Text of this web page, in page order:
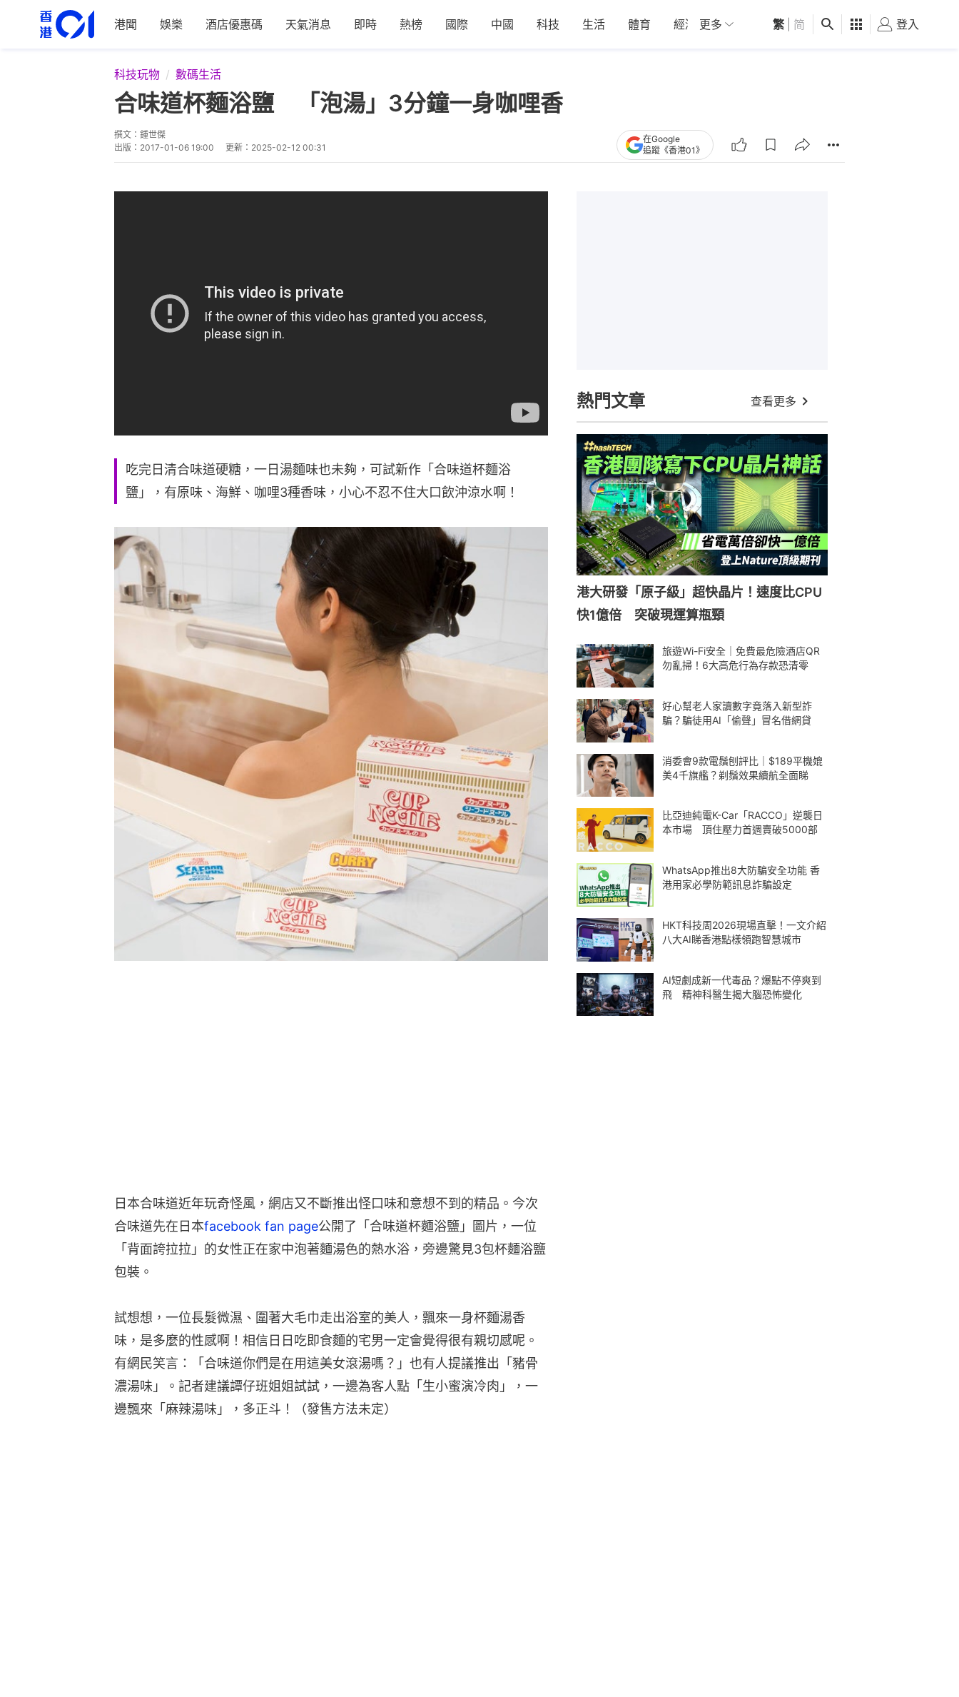
港聞 娛樂 酒店優惠碼 天氣消息 即時 熱榜 國際 中國 科技 生活 體育 經濟 01深圳 觀點 健康 好食玩飛
更多 繁 简 登入
科技玩物 數碼生活
合味道杯麵浴鹽 「泡湯」3分鐘一身咖哩香
撰文： 鍾世傑
出版： 2017-01-06 19:00 更新： 2025-02-12 00:31
在Google
追蹤《香港01》
吃完日清合味道硬糖，一日湯麵味也未夠，可試新作「合味道杯麵浴
鹽」，有原味、海鮮、咖哩3種香味，小心不忍不住大口飲沖涼水啊！
日本合味道近年玩奇怪風，網店又不斷推出怪口味和意想不到的精品。今次
合味道先在日本facebook fan page公開了「合味道杯麵浴鹽」圖片，一位
「背面誇拉拉」的女性正在家中泡著麵湯色的熱水浴，旁邊驚見3包杯麵浴鹽
包裝。
試想想，一位長髮微濕、圍著大毛巾走出浴室的美人，飄來一身杯麵湯香
味，是多麼的性感啊！相信日日吃即食麵的宅男一定會覺得很有親切感呢。
有網民笑言：「合味道你們是在用這美女滾湯嗎？」也有人提議推出「豬骨
濃湯味」。記者建議譚仔班姐姐試試，一邊為客人點「生小蜜演冷肉」，一
邊飄來「麻辣湯味」，多正斗！（發售方法未定）
熱門文章 查看更多
港大研發「原子級」超快晶片！速度比CPU
快1億倍 突破現運算瓶頸
旅遊Wi-Fi安全｜免費最危險酒店QR
勿亂掃！6大高危行為存款恐清零
好心幫老人家讀數字竟落入新型詐
騙？騙徒用AI「偷聲」冒名借網貸
消委會9款電鬚刨評比｜$189平機媲
美4千旗艦？剃鬚效果續航全面睇
比亞迪純電K-Car「RACCO」逆襲日
本市場 頂住壓力首週賣破5000部
WhatsApp推出8大防騙安全功能 香
港用家必學防範訊息詐騙設定
HKT科技周2026現場直擊！一文介紹
八大AI睇香港點樣領跑智慧城市
AI短劇成新一代毒品？爆點不停爽到
飛 精神科醫生揭大腦恐怖變化